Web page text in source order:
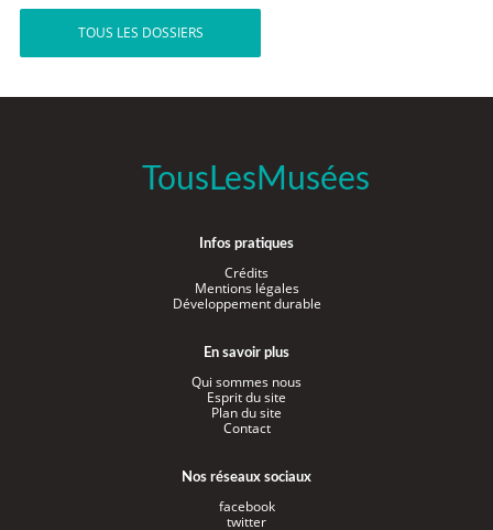
TOUS LES DOSSIERS
TousLesMusées
Infos pratiques
Crédits
Mentions légales
Développement durable
En savoir plus
Qui sommes nous
Esprit du site
Plan du site
Contact
Nos réseaux sociaux
facebook
twitter